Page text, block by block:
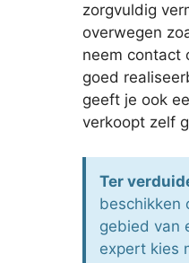
zorgvuldig
overwegen
neem contact
goed
geeft je ook
verkoopt zelf
Ter
beschikken
gebied van
expert kies